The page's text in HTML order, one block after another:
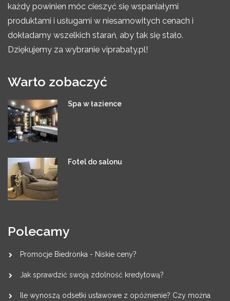
każdy powinien móc cieszyć się wspaniałymi
produktami i usługami w niesamowitych cenach i
dokładamy wszelkich starań, aby tak się stało.
Dziękujemy za wybranie viprabaty.pl!
Warto zobaczyć
Spa w łazience
Fotel do salonu
Polecamy
Promocje Biedronka - Niskie ceny?
Jak sprawdzić swoją zdolność kredytową?
Ile wynoszą odsetki ustawowe z opóźnienie? Czy można